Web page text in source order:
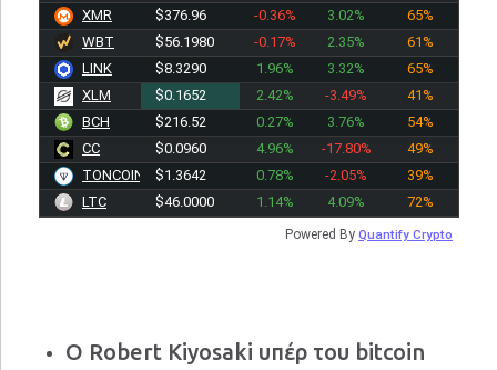
XMR $376.96 -0.36% 3.02%
65%
WBT
$56.1980 -0.17% 2.35%
61%
LINK
$8.3290 1.96% 3.32%
65%
XLM
$0.1652 2.42% -3.49%
41%
BCH
$216.52 0.27% 3.76%
54%
CC
$0.0960 4.96% -17.80%
49%
TONCOIN
$1.3642 0.78% -2.05%
39%
LTC
$46.0000 1.14% 4.09% 72%
Powered By Quantify Crypto
Ο Robert Kiyosaki υπέρ του bitcoin